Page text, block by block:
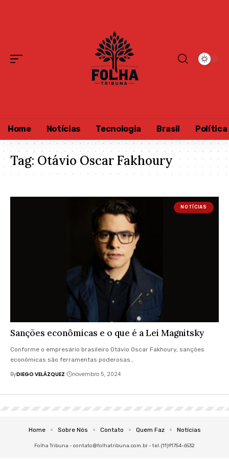
Home Notícias Tecnologia Brasil Política
Tag:Otávio Oscar Fakhoury
NOTÍCIAS
Sanções econômicas e o que é a Lei Magnitsky
Conforme o empresário brasileiro Otávio Oscar Fakhoury, sanções
econômicas são ferramentas poderosas…
ByDIEGO VELÁZQUEZ novembro 5, 2024
Folha Tribuna - contato@folhatribuna.com.br- tel.(11)91754-6532
Home Sobre Nós Contato Quem Faz Notícias